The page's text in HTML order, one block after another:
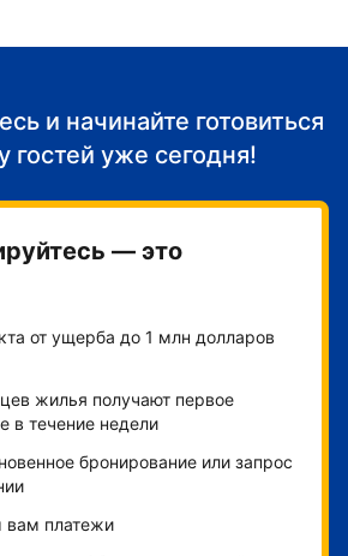
и начинайте готовиться
гостей уже сегодня!
— это
от ущерба до 1 млн долларов
жилья получают первое
в течение недели
бронирование или запрос
вам платежи